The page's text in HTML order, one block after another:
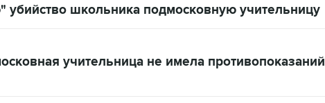
убийство школьника подмосковную учительницу
учительница не имела противопоказаний